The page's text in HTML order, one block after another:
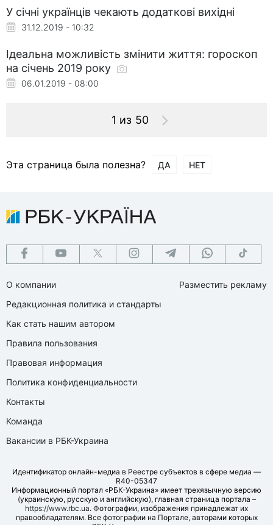
У січні українців чекають додаткові вихідні
31.12.2019 - 10:32
Ідеальна можливість змінити життя: гороскоп
на січень 2019 року
06.01.2019 - 08:00
1 из 50
Эта страница была полезна? ДА НЕТ
О компании
Редакционная политика и стандарты
Как стать нашим автором
Правила пользования
Правовая информация
Политика конфиденциальности
Контакты
Команда
Вакансии в РБК-Украина
Разместить рекламу
Идентификатор онлайн-медиа в Реестре субъектов в сфере медиа —
R40-05347
Информационный портал «РБК-Украина» имеет трехязычную версию
(украинскую, русскую и английскую), главная страница портала –
https://www.rbc.ua. Фотографии, изображения принадлежат их
правообладателям. Все фотографии на Портале, авторами которых